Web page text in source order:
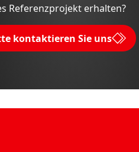
Referenzprojekt erhalten?
kontaktieren Sie uns